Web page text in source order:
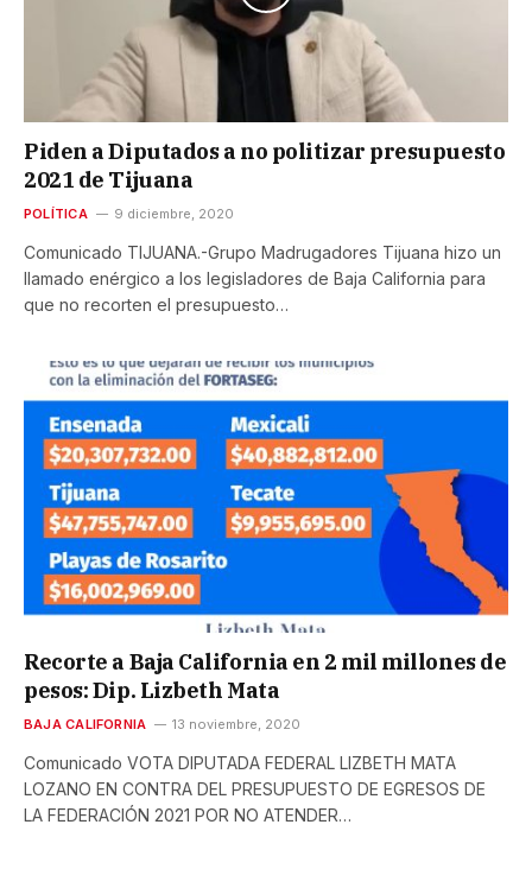
Piden a Diputados a no politizar presupuesto
2021 de Tijuana
POLÍTICA 9 diciembre, 2020
Comunicado TIJUANA.-Grupo Madrugadores Tijuana hizo un
llamado enérgico a los legisladores de Baja California para
que no recorten el presupuesto…
Recorte a Baja California en 2 mil millones de
pesos: Dip. Lizbeth Mata
BAJA CALIFORNIA 13 noviembre, 2020
Comunicado VOTA DIPUTADA FEDERAL LIZBETH MATA
LOZANO EN CONTRA DEL PRESUPUESTO DE EGRESOS DE
LA FEDERACIÓN 2021 POR NO ATENDER…